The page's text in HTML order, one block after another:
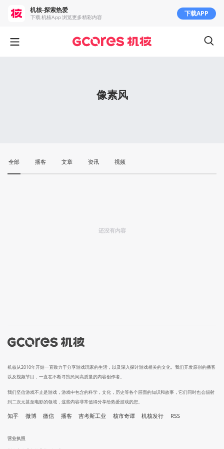
像素风
全部 播客 文章 资讯 视频
还没有内容
机核从2010年开始一直致力于分享游戏玩家的生活，以及深入探讨游戏相关的文化。我们开发原创的播客
以及视频节目，一直在不断寻找民间高质量的内容创作者。
我们坚信游戏不止是游戏，游戏中包含的科学，文化，历史等各个层面的知识和故事，它们同时也会辐射
到二次元甚至电影的领域，这些内容非常值得分享给热爱游戏的您。
知乎 微博 微信 播客 吉考斯工业 核市奇谭 机核发行 RSS
营业执照
机核-探索热爱
下载 机核App 浏览更多精彩内容 下载APP